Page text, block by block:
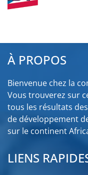
À PROPOS
Bienvenue chez la
Vous trouverez sur
tous les résultats
de développement
sur le continent
LIENS